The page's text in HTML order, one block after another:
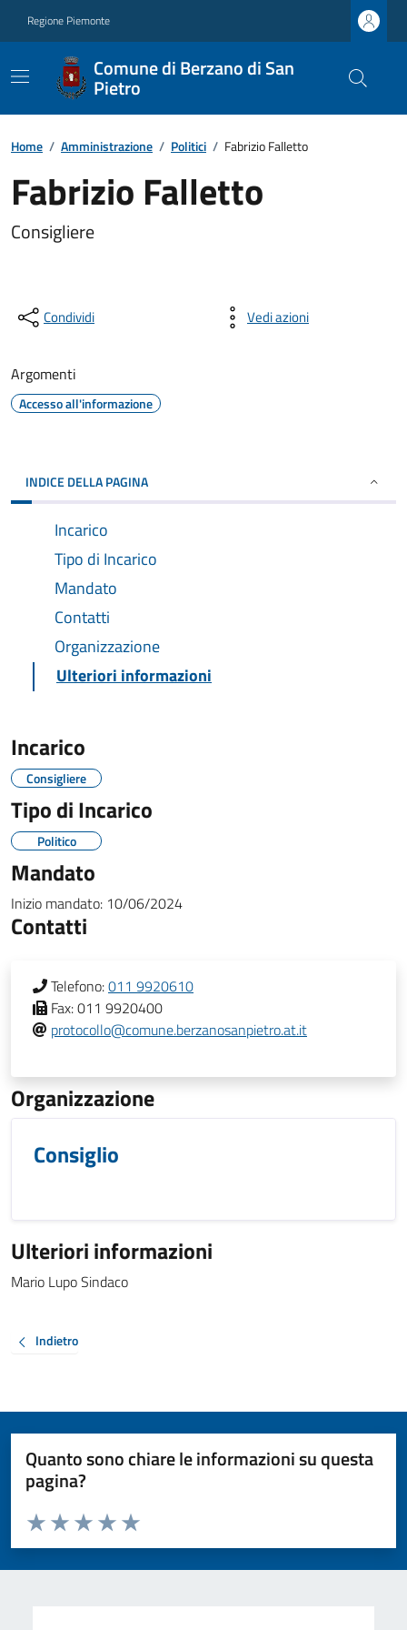
Regione Piemonte
Comune di Berzano di San
Pietro
Home / Amministrazione / Politici / Fabrizio Falletto
Fabrizio Falletto
Consigliere
Condividi Vedi azioni
Argomenti
Accesso all'informazione
INDICE DELLA PAGINA
Incarico
Tipo di Incarico
Mandato
Contatti
Organizzazione
Ulteriori informazioni
Incarico
Consigliere
Tipo di Incarico
Politico
Mandato
Inizio mandato: 10/06/2024
Contatti
Telefono:011 9920610
Fax:011 9920400
protocollo@comune.berzanosanpietro.at.it
Organizzazione
Consiglio
Ulteriori informazioni
Mario Lupo Sindaco
Indietro
Quanto sono chiare le informazioni su questa
pagina?
Valuta da 1 a 5 stelle la pagina
Valuta 5 stelle su 5
Valuta 4 stelle su 5
Valuta 3 stelle su 5
Valuta 2 stelle su 5
Valuta 1 stelle su 5